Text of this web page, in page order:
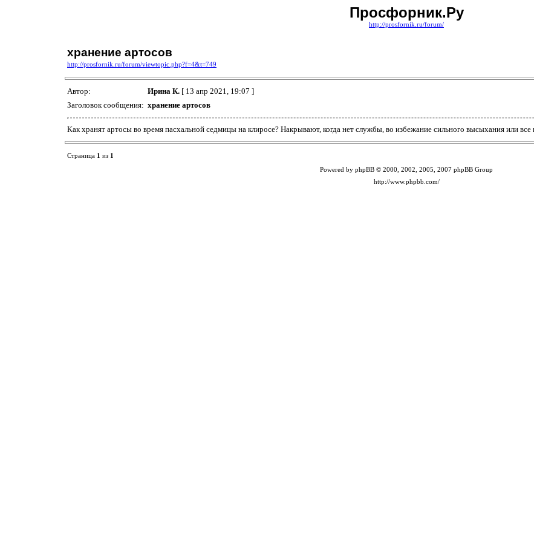
Просфорник.Ру
http://prosfornik.ru/forum/
хранение артосов
http://prosfornik.ru/forum/viewtopic.php?f=4&t=749
Автор: Ирина К. [ 13 апр 2021, 19:07 ]
Заголовок сообщения: хранение артосов
Как хранят артосы во время пасхальной седмицы на клиросе? Накрывают, когда нет службы, во избежание сильного высыхания или
Страница 1 из 1
Powered by phpBB © 2000, 2002, 2005, 2007 phpBB Group
http://www.phpbb.com/